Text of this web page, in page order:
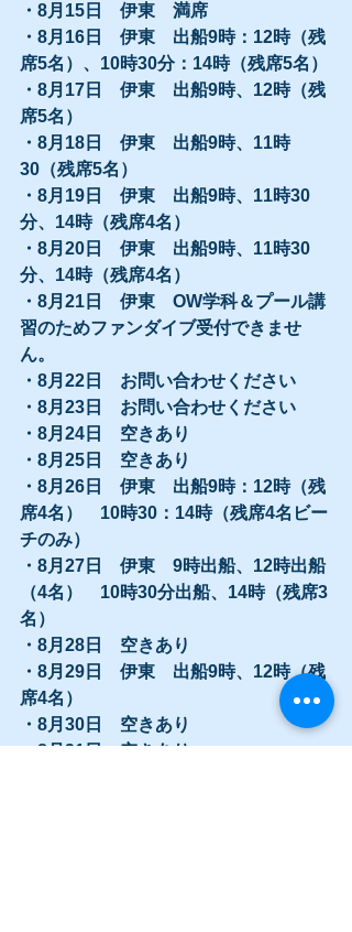
・8月15日　伊東　満席
・8月16日　伊東　出船9時：12時（残
席5名）、10時30分：14時（残席5名）
・8月17日　伊東　出船9時、12時（残
席5名）
・8月18日　伊東　出船9時、11時
30（残席5名）
・8月19日　伊東　出船9時、11時30
分、14時（残席4名）
・8月20日　伊東　出船9時、11時30
分、14時（残席4名）
・8月21日　伊東　OW学科＆プール講
習のためファンダイブ受付できませ
ん。
・8月22日　お問い合わせください
・8月23日　お問い合わせください
・8月24日　空きあり
・8月25日　空きあり
・8月26日　伊東　出船9時：12時（残
席4名）　10時30：14時（残席4名ビー
チのみ）
・8月27日　伊東　9時出船、12時出船
（4名）　10時30分出船、14時（残席3
名）
・8月28日　空きあり
・8月29日　伊東　出船9時、12時（残
席4名）
・8月30日　空きあり
・8月31日　空きあり